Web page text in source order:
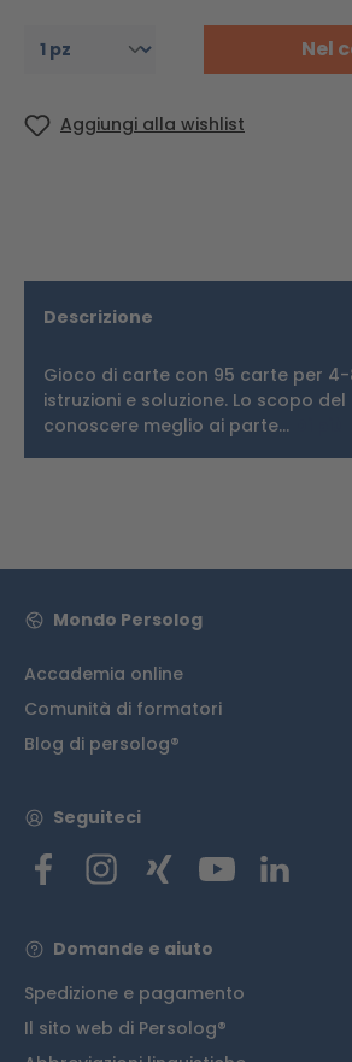
Nel
Aggiungi alla wishlist
Descrizione
Gioco di carte con 95 carte per
istruzioni e soluzione. Lo scopo
conoscere meglio ai parte…
Mondo Persolog
Accademia online
Comunità di formatori
Blog di persolog®
Seguiteci
Domande e aiuto
Spedizione e pagamento
Il sito web di Persolog®